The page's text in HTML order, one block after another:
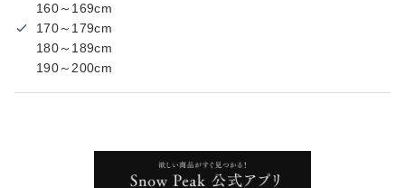
160～169cm
170～179cm
180～189cm
190～200cm